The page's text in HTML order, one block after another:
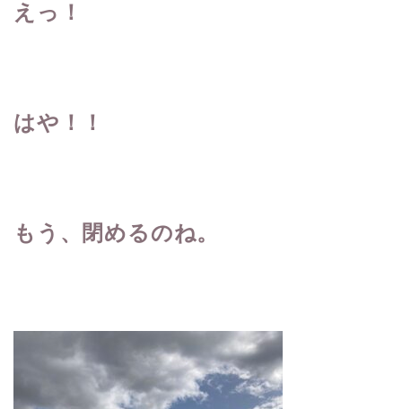
えっ！
はや！！
もう、閉めるのね。